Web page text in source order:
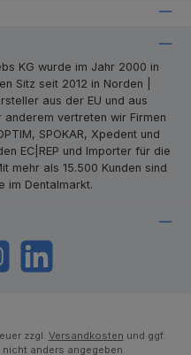
KG wurde im Jahr 2000 in
Sitz seit 2012 in Norden |
aus der EU und aus
anderem vertreten wir Firmen
SPOKAR, Xpedent und
EC|REP und Importer für die
mehr als 15.500 Kunden sind
im Dentalmarkt.
dentalcontact
zzgl. Versandkosten und ggf.
anders angegeben.